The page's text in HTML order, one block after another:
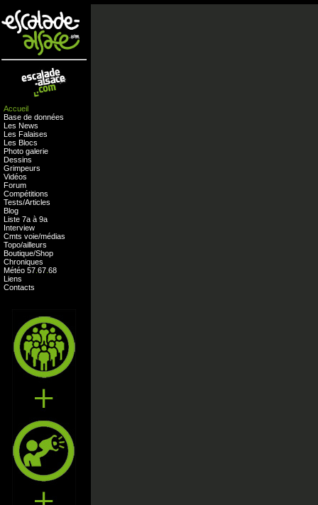
Accueil
Base de données
Les News
Les Falaises
Les Blocs
Photo galerie
Dessins
Grimpeurs
Vidéos
Forum
Compétitions
Tests/Articles
Blog
Liste 7a à 9a
Interview
Cmts voie/médias
Topo/ailleurs
Boutique/Shop
Chroniques
Météo 57 67 68
Liens
Contacts